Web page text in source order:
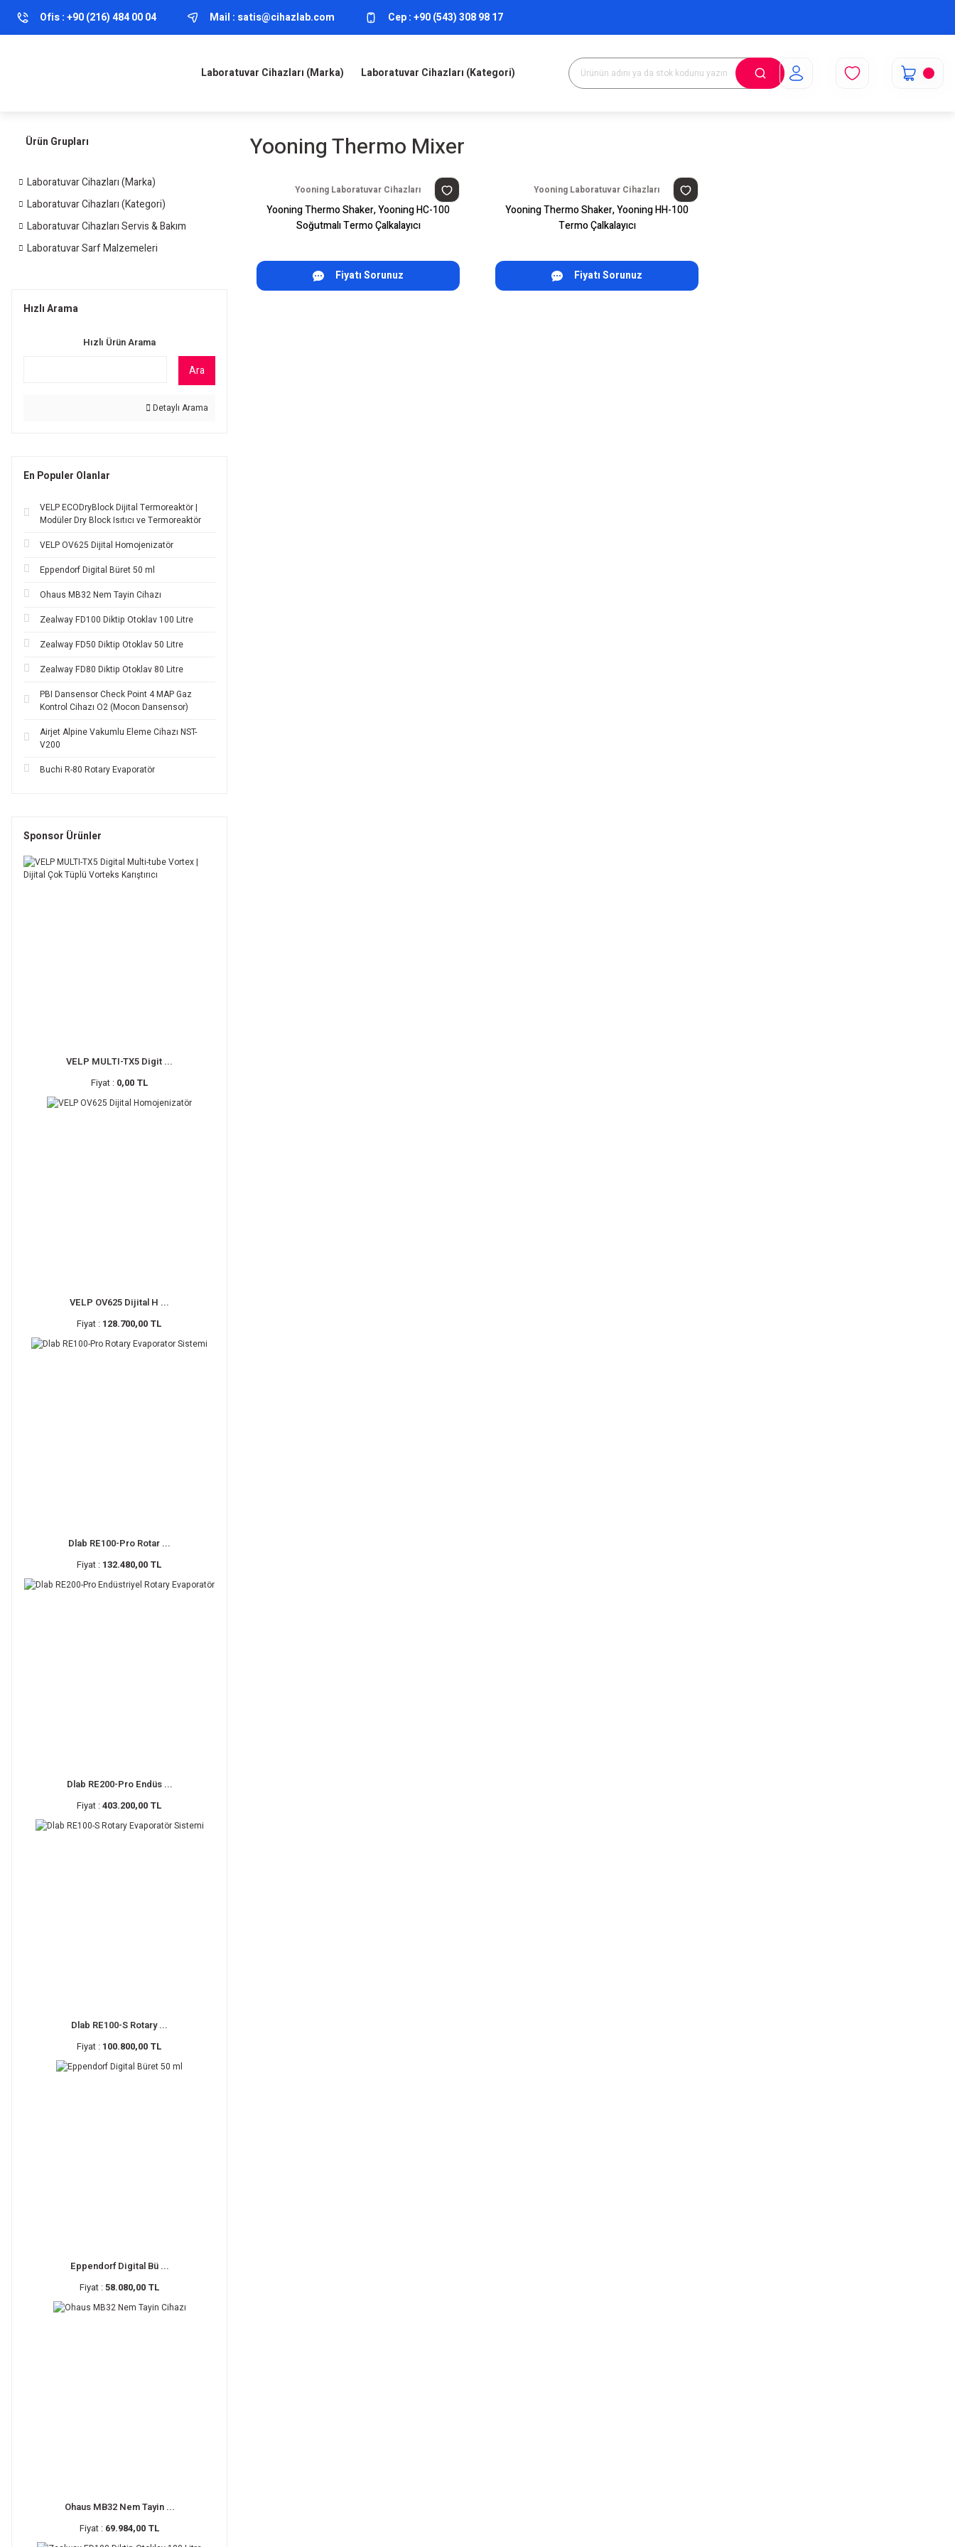
Ofis :+90 (216) 484 00 04 Mail : satis@cihazlab.com Cep :+90 (543) 308 98 17
Laboratuvar Cihazları (Marka) Laboratuvar Cihazları (Kategori)
Ürün Grupları
Laboratuvar Cihazları (Marka)
Laboratuvar Cihazları (Kategori)
Laboratuvar Cihazları Servis & Bakım
Laboratuvar Sarf Malzemeleri
Hızlı Arama
Hızlı Ürün Arama
Ara
Detaylı Arama
En Populer Olanlar
VELP ECODryBlock Dijital Termoreaktör |
Modüler Dry Block Isıtıcı ve Termoreaktör
VELP OV625 Dijital Homojenizatör
Eppendorf Digital Büret 50 ml
Ohaus MB32 Nem Tayin Cihazı
Zealway FD100 Diktip Otoklav 100 Litre
Zealway FD50 Diktip Otoklav 50 Litre
Zealway FD80 Diktip Otoklav 80 Litre
PBI Dansensor Check Point 4 MAP Gaz
Kontrol Cihazı O2 (Mocon Dansensor)
Airjet Alpine Vakumlu Eleme Cihazı NST-
V200
Buchi R-80 Rotary Evaporatör
Sponsor Ürünler
VELP MULTI-TX5 Digit ...
Fiyat : 0,00 TL
VELP OV625 Dijital H ...
Fiyat : 128.700,00 TL
Dlab RE100-Pro Rotar ...
Fiyat : 132.480,00 TL
Dlab RE200-Pro Endüs ...
Fiyat :403.200,00 TL
Dlab RE100-S Rotary ...
Fiyat : 100.800,00 TL
Eppendorf Digital Bü ...
Fiyat :58.080,00 TL
Ohaus MB32 Nem Tayin ...
Fiyat : 69.984,00 TL
Yooning Thermo Mixer
Yooning Laboratuvar Cihazları
Yooning Thermo Shaker, Yooning HC-100
Soğutmalı Termo Çalkalayıcı
Fiyatı Sorunuz
Yooning Laboratuvar Cihazları
Yooning Thermo Shaker, Yooning HH-100
Termo Çalkalayıcı
Fiyatı Sorunuz